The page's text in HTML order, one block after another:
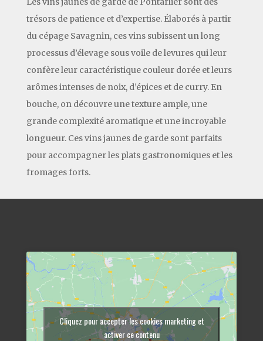
trésors de patience et d’expertise. Élaborés à partir
du cépage Savagnin, ces vins subissent un long
processus d’élevage sous voile de levures qui leur
confère leur caractéristique couleur dorée et leurs
arômes intenses de noix, d’épices et de curry. En
bouche, on découvre une texture ample, une
grande complexité aromatique et une incroyable
longueur. Ces vins jaunes de garde sont parfaits
pour accompagner les plats gastronomiques et les
fromages forts.
Cliquez pour accepter les cookies marketing et
activer ce contenu